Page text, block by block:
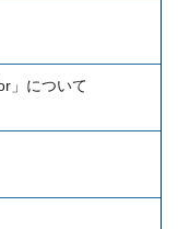
」について